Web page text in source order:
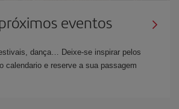
eventos
dança… Deixe-se inspirar pelos
calendario e reserve a sua passagem